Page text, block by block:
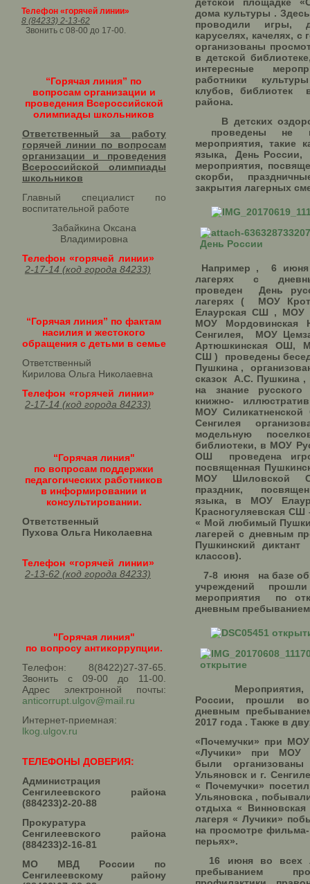
Телефон «горячей линии»
8 (84233) 2-13-62
Звонить с 08-00 до 17-00.
“Горячая линия” по
вопросам организации и
проведения Всероссийской
олимпиады школьников
Ответственный за работу
горячей линии по вопросам
организации и проведения
Всероссийской олимпиады
школьников​
Главный специалист по
воспитательной работе
Забайкина Оксана
Владимировна
Телефон «горячей линии»
2-17-14 (код города 84233)
“Горячая линия” по фактам
насилия и жестокого
обращения с детьми в семье
Ответственный
Кирилова Ольга Николаевна
Телефон «горячей линии»
2-17-14 (код города 84233)
“Горячая линия"
по вопросам поддержки
педагогических работников
в информировании и
консультировании.
Ответственный
Пухова Ольга Николаевна
Телефон «горячей линии»
2-13-62 (код города 84233)
"Горячая линия"
по вопросу антикоррупции.
Телефон: 8(8422)27-37-65.
Звонить с 09-00 до 11-00.
Адрес электронной почты:
anticorrupt.ulgov@mail.ru
Интернет-приемная:
lkog.ulgov.ru
ТЕЛЕФОНЫ ДОВЕРИЯ:
Администрация
Сенгилеевского района
(884233)2-20-88
Прокуратура
Сенгилеевского района
(884233)2-16-81
МО МВД России по
Сенгилеевскому району
дома культуры .
проводили игры,
каруселях, качелях,
организованы
в детской
интересные
работники
клубов, библиотек
района.
В детских
проведены не
мероприятия, такие
языка, День России,
мероприятия,
скорби,
закрытия лагерных
Например , 6 июня
лагерях с
проведен День
лагерях ( МОУ
Елаурская СШ ,
МОУ
Сенгилея, МОУ
Артюшкинская ОШ,
СШ ) проведены
Пушкина ,
сказок А.С. Пушкина
на знание русского
книжно-
МОУ
Сенгилея
модельную
библиотеки, в МОУ
ОШ проведена
посвященная
МОУ Шиловской
праздник,
языка, в МОУ
Красногуляевская
« Мой любимый
лагерей с дневным
Пушкинский
классов).
7-8 июня на базе
учреждений
мероприятия по
дневным пребыванием
Мероприятия,
России, прошли
дневным
2017 года . Также в
«Почемучки» при
«Лучики» при МОУ
были
Ульяновск и г.
« Почемучки»
Ульяновска ,
отдыха «
лагеря « Лучики»
на просмотре
перьях».
16 июня во всех
пребыванием